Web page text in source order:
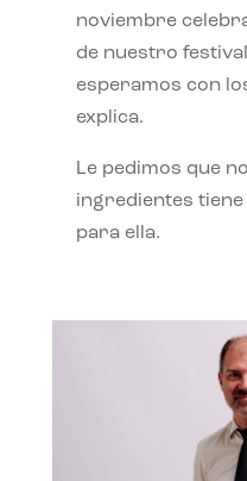
noviembre
de nuestro
esperamos con
explica.
Le pedimos que
ingredientes
para ella.